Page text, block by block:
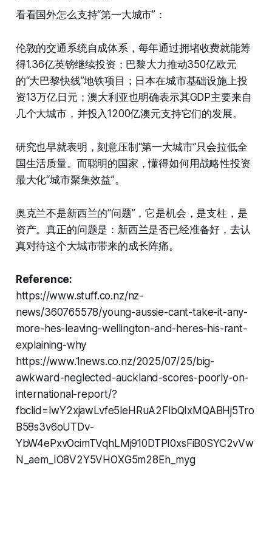
看看国外怎么支持“第一大城市”：
伦敦的交通系统自成体系，每年通过拥堵收费就能筹
得1.36亿英镑继续投资；巴黎大力推动350亿欧元
的“大巴黎快线”地铁项目；日本在城市基础设施上投
资13万亿日元；澳大利亚也明确表示其GDP主要来自
几个大城市，并投入1200亿澳元支持它们的发展。
研究也早就表明，刻意压制“第一大城市”只会拉低全
国生活质量。而聪明的国家，懂得如何用战略性投资
最大化“城市聚集效益”。
奥克兰不是新西兰的“问题”，它是机会，是支柱，是
资产。真正的问题是：新西兰是否已经准备好，去认
真对待这个大城市带来的成长阵痛。
Reference:
https://www.stuff.co.nz/nz-
news/360765578/young-aussie-cant-take-it-any-
more-hes-leaving-wellington-and-heres-his-rant-
explaining-why
https://www.1news.co.nz/2025/07/25/big-
awkward-neglected-auckland-scores-poorly-on-
international-report/?
fbclid=IwY2xjawLvfe5leHRuA2FlbQIxMQABHj5Tro
B58s3v6oUTDv-
YbW4ePxvOcimTVqhLMj910DTPI0xsFiB0SYC2vVw
N_aem_IO8V2Y5VHOXG5m28Eh_myg